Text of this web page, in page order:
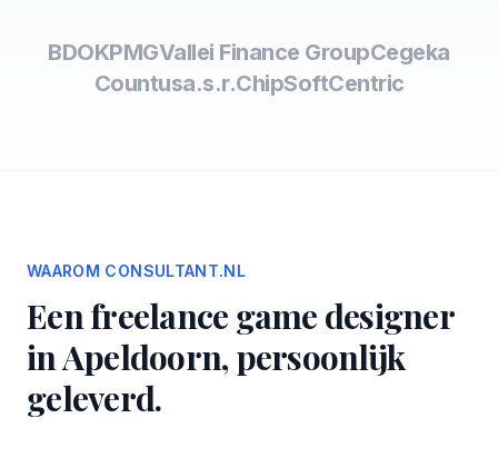
BDOKPMGVallei Finance GroupCegeka
Countusa.s.r.ChipSoftCentric
WAAROM CONSULTANT.NL
Een freelance game designer
in Apeldoorn, persoonlijk
geleverd.